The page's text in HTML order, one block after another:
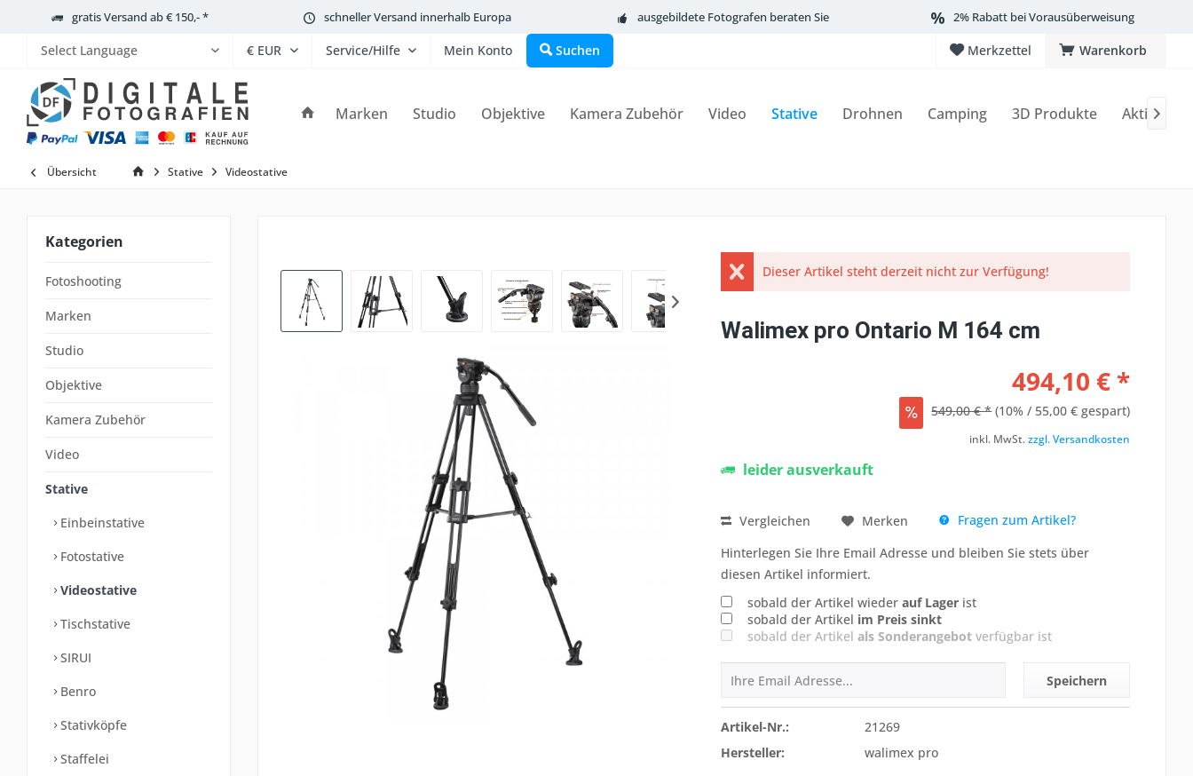
gratis Versand ab € 150,- * schneller Versand innerhalb Europa ausgebildete Fotografen beraten Sie 2% Rabatt bei Vorausüberweisung
Powered by
Warenkorb
Merkzettel
Service/Hilfe Mein Konto Suchen
Marken Studio Objektive Kamera Zubehör Video Stative Drohnen Camping 3D Produkte Aktionen

Übersicht Stative Videostative
Kategorien
Fotoshooting
Marken
Studio
Objektive
Kamera Zubehör
Video
Stative
Einbeinstative
Fotostative
Videostative
Tischstative
SIRUI
Benro
Stativköpfe
Staffelei
Dieser Artikel steht derzeit nicht zur Verfügung!
Walimex pro Ontario M 164 cm
494,10 € *
549,00 € * (10% / 55,00 € gespart)
inkl. MwSt.zzgl. Versandkosten
leider ausverkauft
Vergleichen Merken
Fragen zum Artikel?
Hinterlegen Sie Ihre Email Adresse und bleiben Sie stets über
diesen Artikel informiert.
sobald der Artikel wieder auf Lagerist
sobald der Artikel im Preis sinkt
sobald der Artikel als Sonderangebotverfügbar ist
Speichern
Artikel-Nr.:
21269
Hersteller:
walimex pro